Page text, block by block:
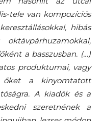
tele van kompozíciós
hibás
oktávpárhuzamokkal,
a basszusban. (…)
produktumai, vagy
őket a kinyomtatott
A kiadók és a
szeretnének a